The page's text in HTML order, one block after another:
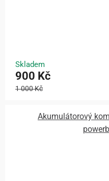
Skladem
900 Kč
1 000 Kč
Akumulátorový